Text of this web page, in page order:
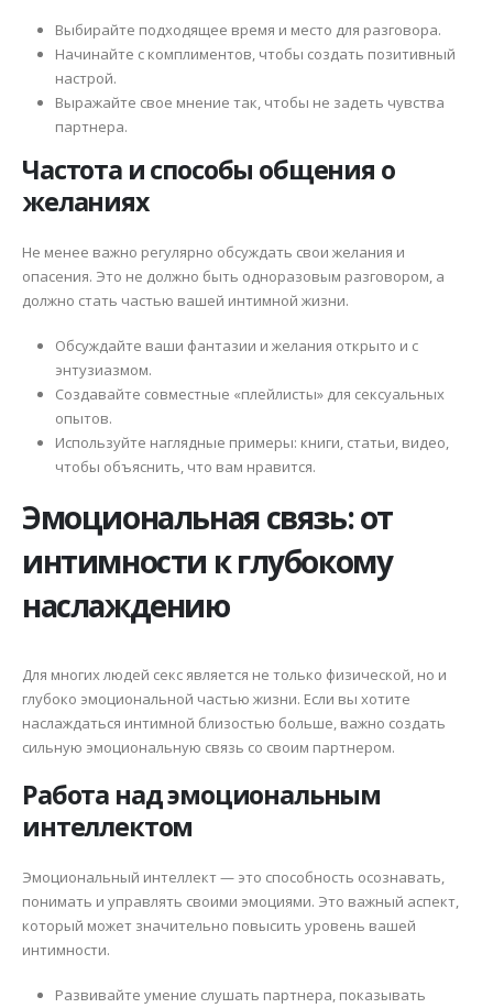
Выбирайте подходящее время и место для разговора.
Начинайте с комплиментов, чтобы создать позитивный
настрой.
Выражайте свое мнение так, чтобы не задеть чувства
партнера.
Частота и способы общения о
желаниях
Не менее важно регулярно обсуждать свои желания и
опасения. Это не должно быть одноразовым разговором, а
должно стать частью вашей интимной жизни.
Обсуждайте ваши фантазии и желания открыто и с
энтузиазмом.
Создавайте совместные «плейлисты» для сексуальных
опытов.
Используйте наглядные примеры: книги, статьи, видео,
чтобы объяснить, что вам нравится.
Эмоциональная связь: от
интимности к глубокому
наслаждению
Для многих людей секс является не только физической, но и
глубоко эмоциональной частью жизни. Если вы хотите
наслаждаться интимной близостью больше, важно создать
сильную эмоциональную связь со своим партнером.
Работа над эмоциональным
интеллектом
Эмоциональный интеллект — это способность осознавать,
понимать и управлять своими эмоциями. Это важный аспект,
который может значительно повысить уровень вашей
интимности.
Развивайте умение слушать партнера, показывать